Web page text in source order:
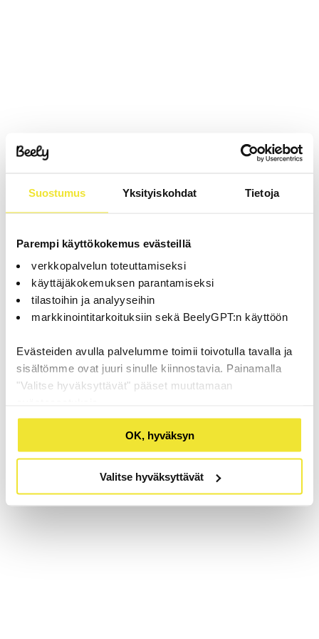
Suostumus Yksityiskohdat Tietoja
Parempi käyttökokemus evästeillä
verkkopalvelun toteuttamiseksi
käyttäjäkokemuksen parantamiseksi
tilastoihin ja analyyseihin
markkinointitarkoituksiin sekä BeelyGPT:n käyttöön
Evästeiden avulla palvelumme toimii toivotulla tavalla ja
sisältömme ovat juuri sinulle kiinnostavia. Painamalla
"Valitse hyväksyttävät" pääset muuttamaan
OK, hyväksyn
Valitse hyväksyttävät